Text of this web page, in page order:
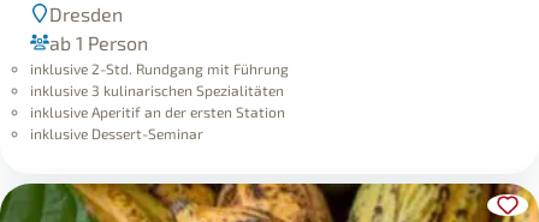
Dresden
ab 1 Person
inklusive 2-Std. Rundgang mit Führung
inklusive 3 kulinarischen Spezialitäten
inklusive Aperitif an der ersten Station
inklusive Dessert-Seminar